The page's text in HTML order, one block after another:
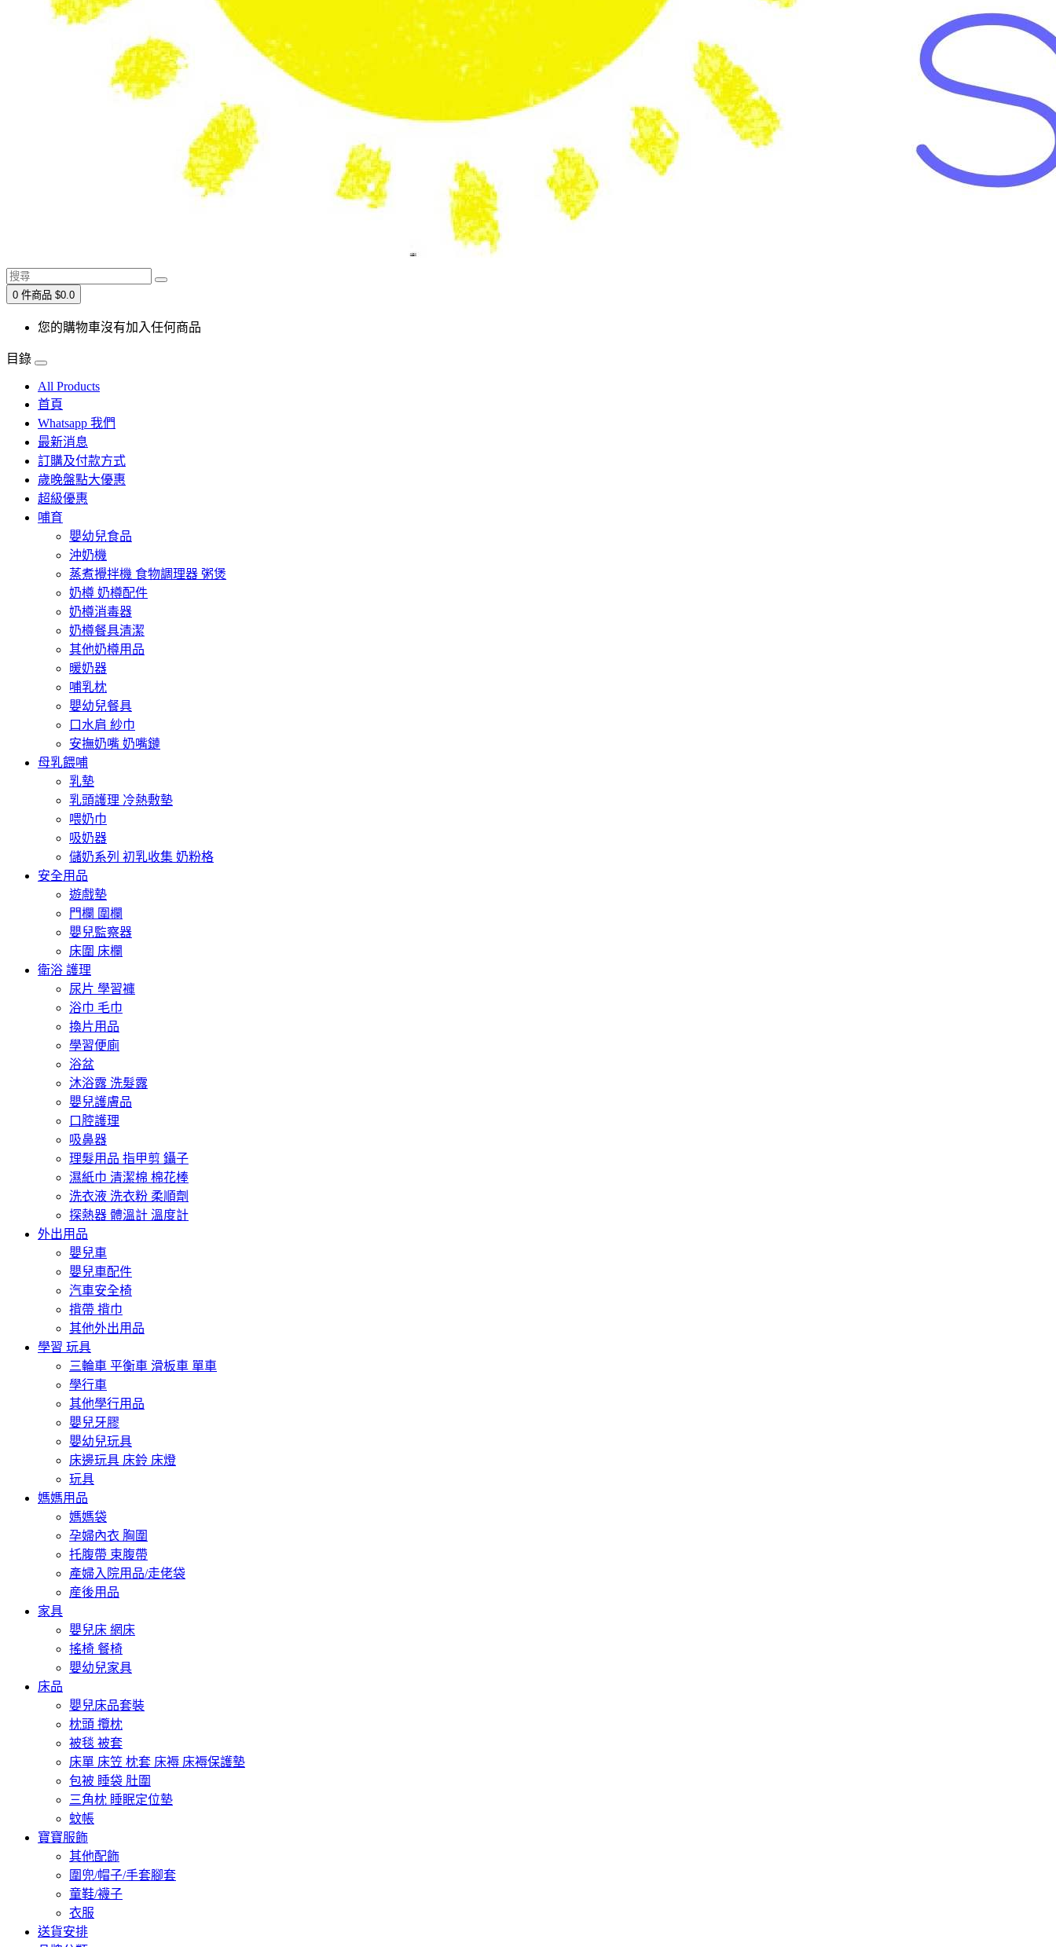
0 件商品 $0.0
您的購物車沒有加入任何商品
目錄
All Products
首頁
Whatsapp 我們
最新消息
訂購及付款方式
歲晚盤點大優惠
超級優惠
哺育
嬰幼兒食品
沖奶機
蒸煮攪拌機 食物調理器 粥煲
奶樽 奶樽配件
奶樽消毒器
奶樽餐具清潔
其他奶樽用品
暖奶器
哺乳枕
嬰幼兒餐具
口水肩 紗巾
安撫奶嘴 奶嘴鏈
母乳餵哺
乳墊
乳頭護理 冷熱敷墊
喂奶巾
吸奶器
儲奶系列 初乳收集 奶粉格
安全用品
遊戲墊
門欄 圍欄
嬰兒監察器
床圍 床欄
衛浴 護理
尿片 學習褲
浴巾 毛巾
換片用品
學習便廁
浴盆
沐浴露 洗髮露
嬰兒護膚品
口腔護理
吸鼻器
理髮用品 指甲剪 鑷子
濕紙巾 清潔棉 棉花棒
洗衣液 洗衣粉 柔順劑
探熱器 體溫計 溫度計
外出用品
嬰兒車
嬰兒車配件
汽車安全椅
揹帶 揹巾
其他外出用品
學習 玩具
三輪車 平衡車 滑板車 單車
學行車
其他學行用品
嬰兒牙膠
嬰幼兒玩具
床邊玩具 床鈴 床燈
玩具
媽媽用品
媽媽袋
孕婦內衣 胸圍
托腹帶 束腹帶
產婦入院用品/走佬袋
産後用品
家具
嬰兒床 網床
搖椅 餐椅
嬰幼兒家具
床品
嬰兒床品套裝
枕頭 攬枕
被毯 被套
床單 床笠 枕套 床褥 床褥保護墊
包被 睡袋 肚圍
三角枕 睡眠定位墊
蚊帳
寶寶服飾
其他配飾
圍兜/帽子/手套腳套
童鞋/襪子
衣服
送貨安排